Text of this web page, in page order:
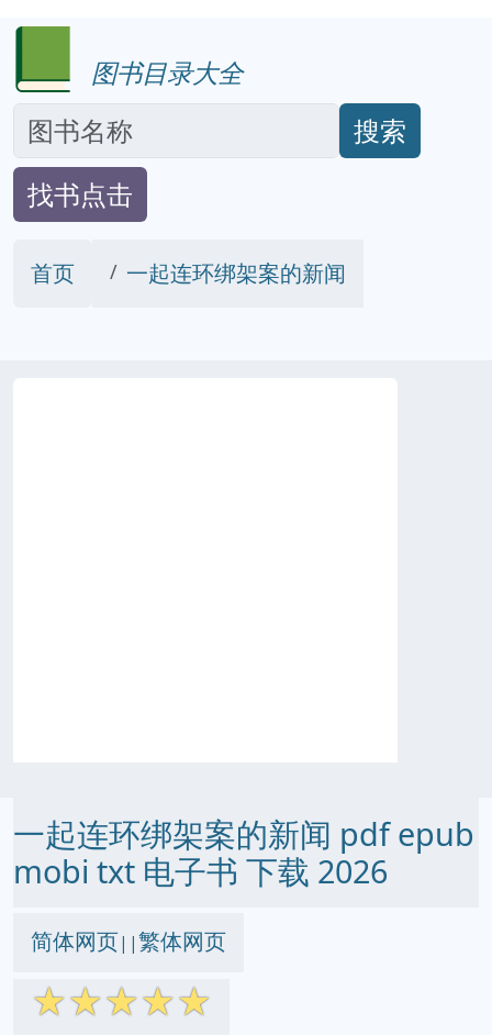
图书目录大全
搜索
找书点击
首页 一起连环绑架案的新闻
一起连环绑架案的新闻 pdf epub
mobi txt 电子书 下载 2026
简体网页||繁体网页
☆☆☆☆☆